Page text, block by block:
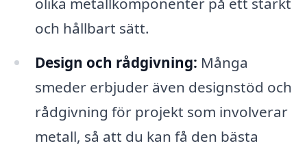
och hållbart sätt.
Design och rådgivning: Många
smeder erbjuder även designstöd och
rådgivning för projekt som involverar
metall, så att du kan få den bästa